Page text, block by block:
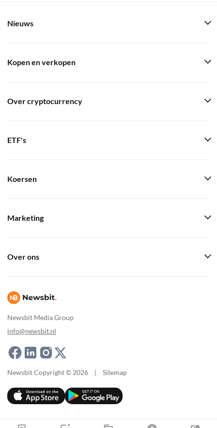
Newsbit Media Group
info@newsbit.nl
Nieuws
Kopen en verkopen
Over cryptocurrency
ETF's
Koersen
Marketing
Over ons
Newsbit Copyright © 2026 | Sitemap